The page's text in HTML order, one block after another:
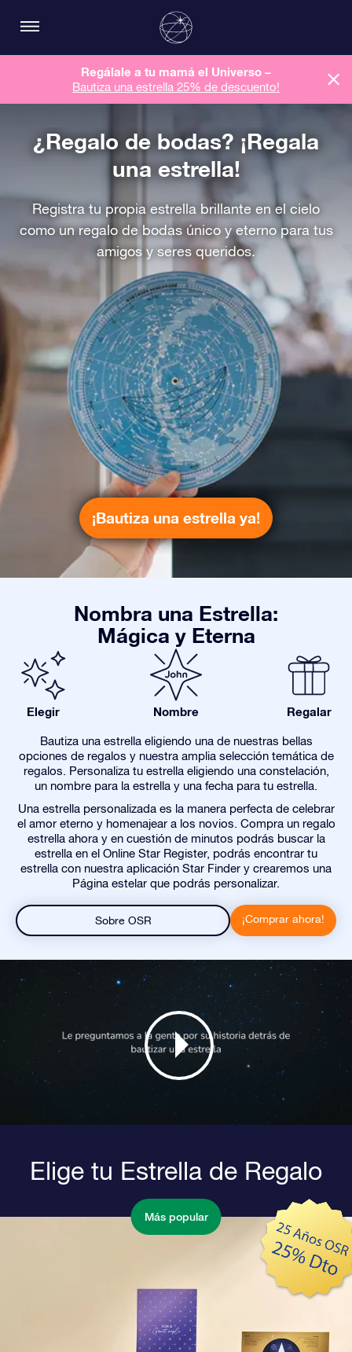
Regálale a tu mamá el Universo –
Bautiza una estrella 25% de descuento!
¿Regalo de bodas? ¡Regala
una estrella!
Registra tu propia estrella brillante en el cielo
como un regalo de bodas único y eterno para tus
amigos y seres queridos.
¡Bautiza una estrella ya!
Nombra una Estrella:
Mágica y Eterna
Elegir Nombre Regalar
Bautiza una estrella eligiendo una de nuestras bellas
opciones de regalos y nuestra amplia selección temática de
regalos. Personaliza tu estrella eligiendo una constelación,
un nombre para la estrella y una fecha para tu estrella.
Una estrella personalizada es la manera perfecta de celebrar
el amor eterno y homenajear a los novios. Compra un regalo
estrella ahora y en cuestión de minutos podrás buscar la
estrella en el Online Star Register, podrás encontrar tu
estrella con nuestra aplicación Star Finder y crearemos una
Página estelar que podrás personalizar.
Sobre OSR ¡Comprar ahora!
Elige tu Estrella de Regalo
Más popular